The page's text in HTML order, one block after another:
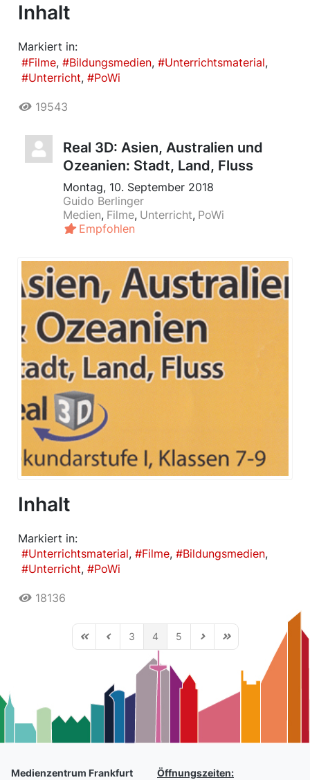
Inhalt
Markiert in:
Filme
Bildungsmedien
Unterrichtsmaterial
Unterricht
PoWi
19543
Real 3D: Asien, Australien und
Ozeanien: Stadt, Land, Fluss
Montag, 10. September 2018
Guido Berlinger
Medien Filme Unterricht PoWi
Empfohlen
Inhalt
Markiert in:
Unterrichtsmaterial
Filme
Bildungsmedien
Unterricht
PoWi
18136
First PagePrevious Page
3 4 5 Next PageLast Page
Medienzentrum Frankfurt
Öffnungszeiten: